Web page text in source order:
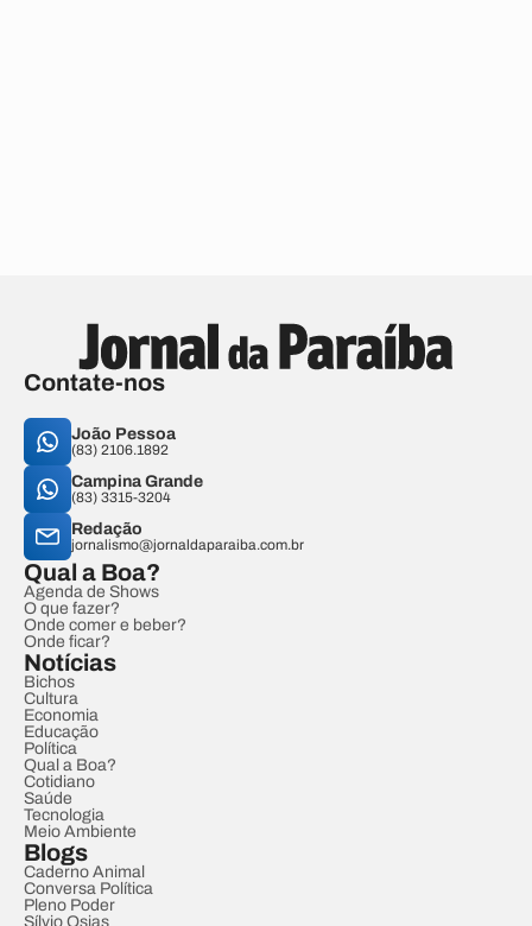
Contate-nos
João Pessoa
(83) 2106.1892
Campina Grande
(83) 3315-3204
Redação
jornalismo@jornaldaparaiba.com.br
Qual a Boa?
Agenda de Shows
O que fazer?
Onde comer e beber?
Onde ficar?
Notícias
Bichos
Cultura
Economia
Educação
Política
Qual a Boa?
Cotidiano
Saúde
Tecnologia
Meio Ambiente
Blogs
Caderno Animal
Conversa Política
Pleno Poder
Sílvio Osias